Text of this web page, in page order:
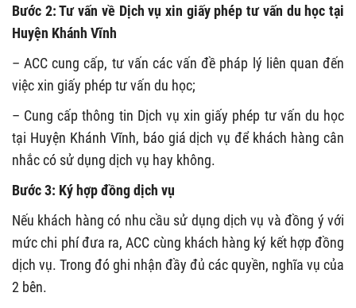
Bước 2: Tư vấn về Dịch vụ xin giấy phép tư vấn du học tại
Huyện Khánh Vĩnh
– ACC cung cấp, tư vấn các vấn đề pháp lý liên quan đến
việc xin giấy phép tư vấn du học;
– Cung cấp thông tin Dịch vụ xin giấy phép tư vấn du học
tại Huyện Khánh Vĩnh, báo giá dịch vụ để khách hàng cân
nhắc có sử dụng dịch vụ hay không.
Bước 3: Ký hợp đồng dịch vụ
Nếu khách hàng có nhu cầu sử dụng dịch vụ và đồng ý với
mức chi phí đưa ra, ACC cùng khách hàng ký kết hợp đồng
dịch vụ. Trong đó ghi nhận đầy đủ các quyền, nghĩa vụ của
2 bên.